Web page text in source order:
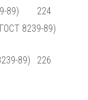
89)
224
8239-89)
89)
226